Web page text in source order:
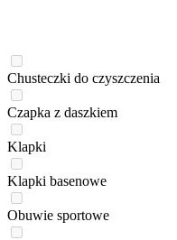
Chusteczki do czyszczenia
Czapka z daszkiem
Klapki
Klapki basenowe
Obuwie sportowe